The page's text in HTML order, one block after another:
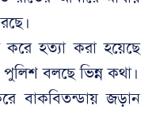
করে হত্যা করা হয়েছে
বলছে ভিন্ন কথা।
বাকবিতন্ডায় জড়ান